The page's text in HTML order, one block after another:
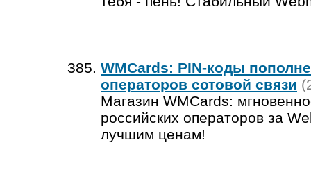
WMCards: PIN-коды
операторов сотовой связи
Магазин WMCards:
российских операторов за
лучшим ценам!